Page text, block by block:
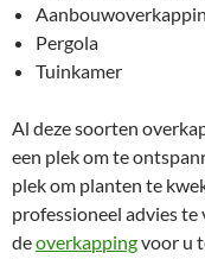
Pergola
Tuinkamer
Al deze soorten
een plek om te
plek om planten te
professioneel advies te
deoverkappingvoor u